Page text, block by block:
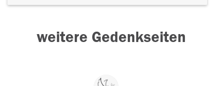
weitere Gedenkseiten